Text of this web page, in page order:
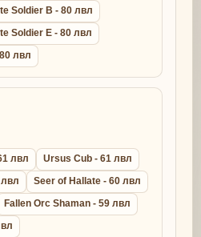
Soldier B - 80 лвл
Soldier E - 80 лвл
лвл
лвл
Ursus Cub - 61 лвл
Seer of Hallate - 60 лвл
Fallen Orc Shaman - 59 лвл